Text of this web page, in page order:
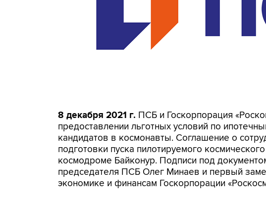
8 декабря 2021 г. ПСБ и Госкорпорация
предоставлении льготных условий по
кандидатов в космонавты. Соглашение о
подготовки пуска пилотируемого
космодроме Байконур. Подписи под
председателя ПСБ Олег Минаев и первый
экономике и финансам Госкорпорации